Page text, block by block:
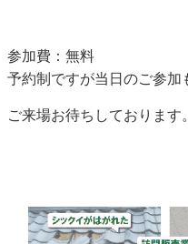
参加費：無料
予約制ですが当日のご参加
ご来場お待ちしております。